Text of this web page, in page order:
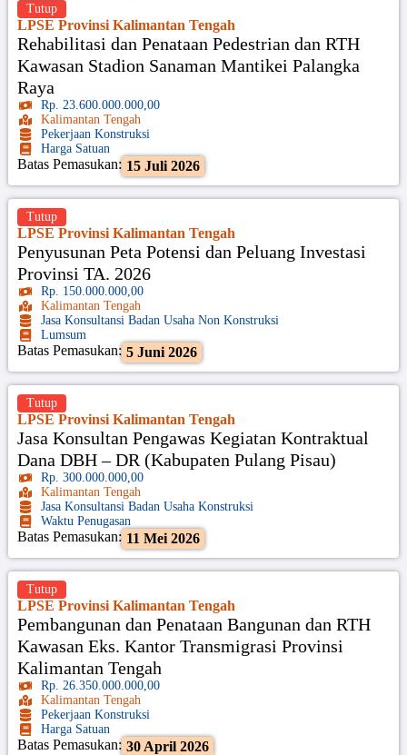
LPSE Provinsi Kalimantan Tengah
Rehabilitasi dan Penataan Pedestrian dan RTH
Kawasan Stadion Sanaman Mantikei Palangka
Raya
Rp. 23.600.000.000,00
Kalimantan Tengah
Pekerjaan Konstruksi
Harga Satuan
Batas Pemasukan: 15 Juli 2026
Tutup
LPSE Provinsi Kalimantan Tengah
Penyusunan Peta Potensi dan Peluang Investasi
Provinsi TA. 2026
Rp. 150.000.000,00
Kalimantan Tengah
Jasa Konsultansi Badan Usaha Non Konstruksi
Lumsum
Batas Pemasukan: 5 Juni 2026
Tutup
LPSE Provinsi Kalimantan Tengah
Jasa Konsultan Pengawas Kegiatan Kontraktual
Dana DBH – DR (Kabupaten Pulang Pisau)
Rp. 300.000.000,00
Kalimantan Tengah
Jasa Konsultansi Badan Usaha Konstruksi
Waktu Penugasan
Batas Pemasukan: 11 Mei 2026
Tutup
LPSE Provinsi Kalimantan Tengah
Pembangunan dan Penataan Bangunan dan RTH
Kawasan Eks. Kantor Transmigrasi Provinsi
Kalimantan Tengah
Rp. 26.350.000.000,00
Kalimantan Tengah
Pekerjaan Konstruksi
Harga Satuan
Batas Pemasukan: 30 April 2026
Tutup